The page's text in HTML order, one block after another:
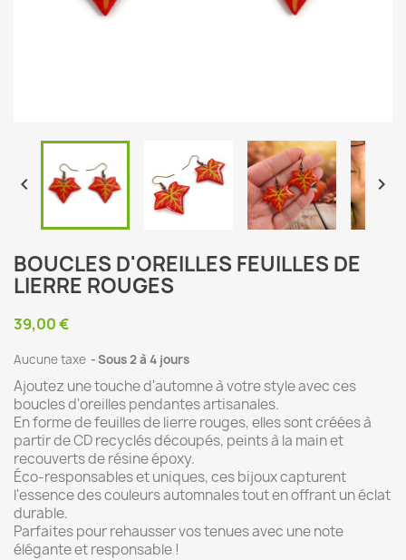
 
BOUCLES D'OREILLES FEUILLES DE
LIERRE ROUGES
39,00 €
Aucune taxe Sous 2 à 4 jours
Ajoutez une touche d'automne à votre style avec ces
boucles d'oreilles pendantes artisanales.
En forme de feuilles de lierre rouges, elles sont créées à
partir de CD recyclés découpés, peints à la main et
recouverts de résine époxy.
Éco-responsables et uniques, ces bijoux capturent
l'essence des couleurs automnales tout en offrant un éclat
durable.
Parfaites pour rehausser vos tenues avec une note
élégante et responsable !